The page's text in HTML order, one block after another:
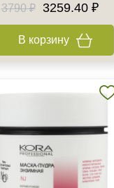
3790 ₽
3259.40 ₽
В корзину